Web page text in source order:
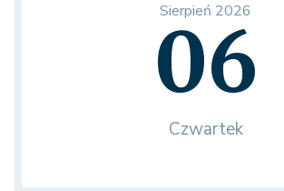
Sierpień 2026
06
Czwartek